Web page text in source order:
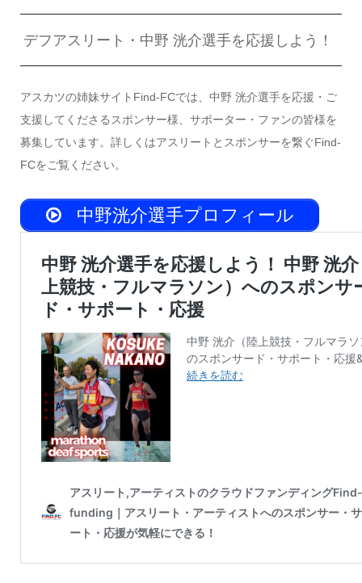
デフアスリート・中野 洸介選手を応援しよう！
アスカツの姉妹サイトFind-FCでは、中野 洸介選手を応援・ご
支援してくださるスポンサー様、サポーター・ファンの皆様を
募集しています。詳しくはアスリートとスポンサーを繋ぐFind-
FCをご覧ください。
中野洸介選手プロフィール